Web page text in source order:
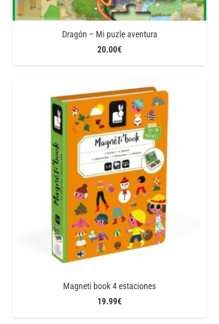
Dragón – Mi puzle aventura
20.00€
Magneti book 4 estaciones
19.99€